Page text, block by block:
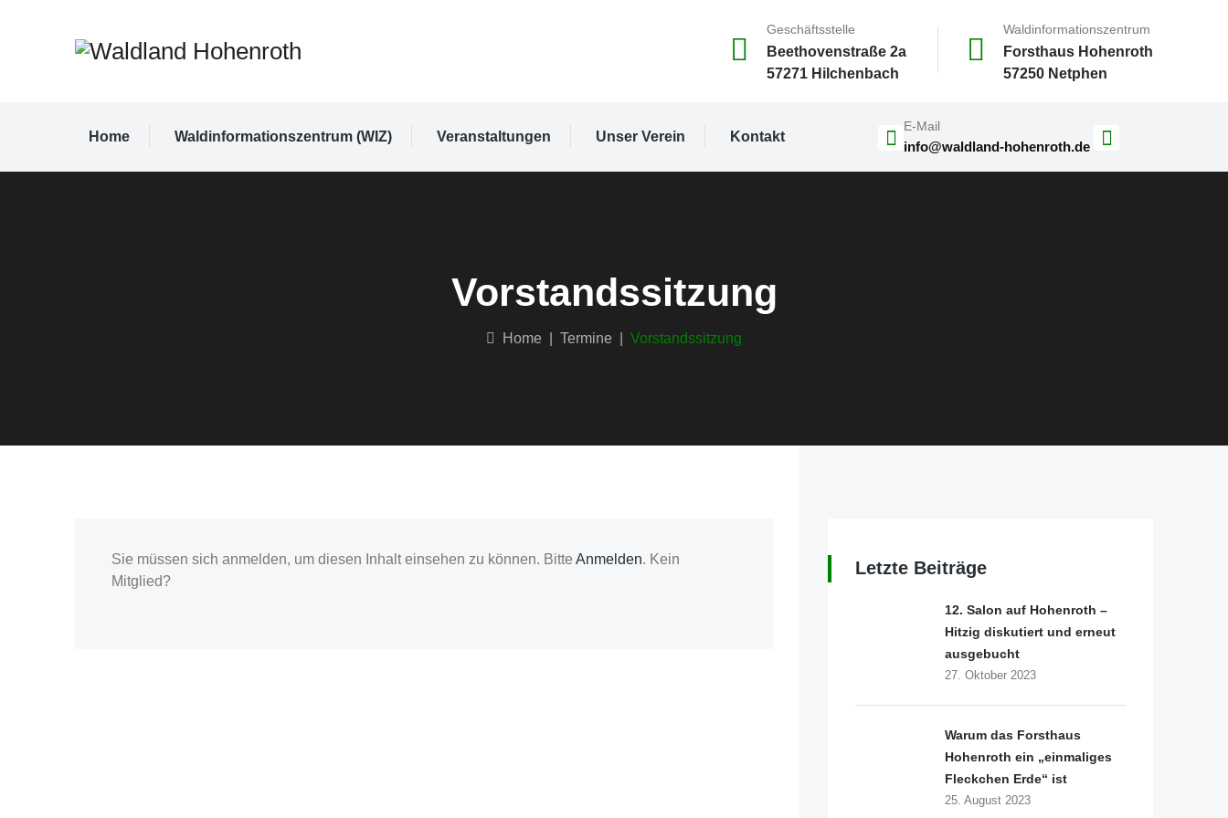
Geschäftsstelle
Beethovenstraße 2a
57271 Hilchenbach
Waldinformationszentrum
Forsthaus Hohenroth
57250 Netphen
Home Waldinformationszentrum (WIZ) Veranstaltungen Unser Verein Kontakt
E-Mail
info@waldland-hohenroth.de
Vorstandssitzung
Home Termine Vorstandssitzung
Sie müssen sich anmelden, um diesen Inhalt einsehen zu können. Bitte Anmelden. Kein
Mitglied?
Letzte Beiträge
12. Salon auf Hohenroth –
Hitzig diskutiert und erneut
ausgebucht
27. Oktober 2023
Warum das Forsthaus
Hohenroth ein „einmaliges
Fleckchen Erde“ ist
25. August 2023